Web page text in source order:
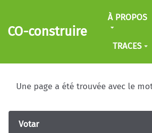
Aller au contenu principal
CO-construire
À PROPOS
TRACES
Une page a été trouvée avec le
Votar